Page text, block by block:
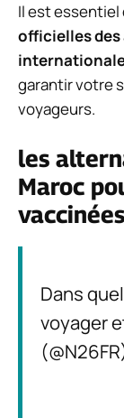
Il est essentiel
officielles
garantir votre
voyageurs.
les
Maroc
vaccinées
Dans
voyager